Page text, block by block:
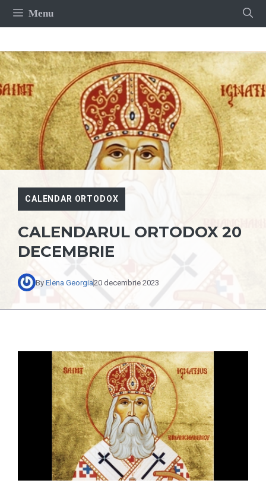
Sari
Menu
CALENDAR ORTODOX
CALENDARUL ORTODOX 20
DECEMBRIE
By Elena Georgia20 decembrie 2023